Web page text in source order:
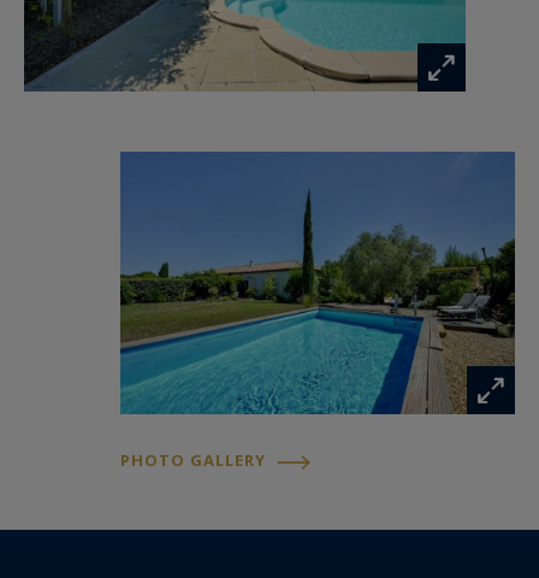
PHOTO GALLERY